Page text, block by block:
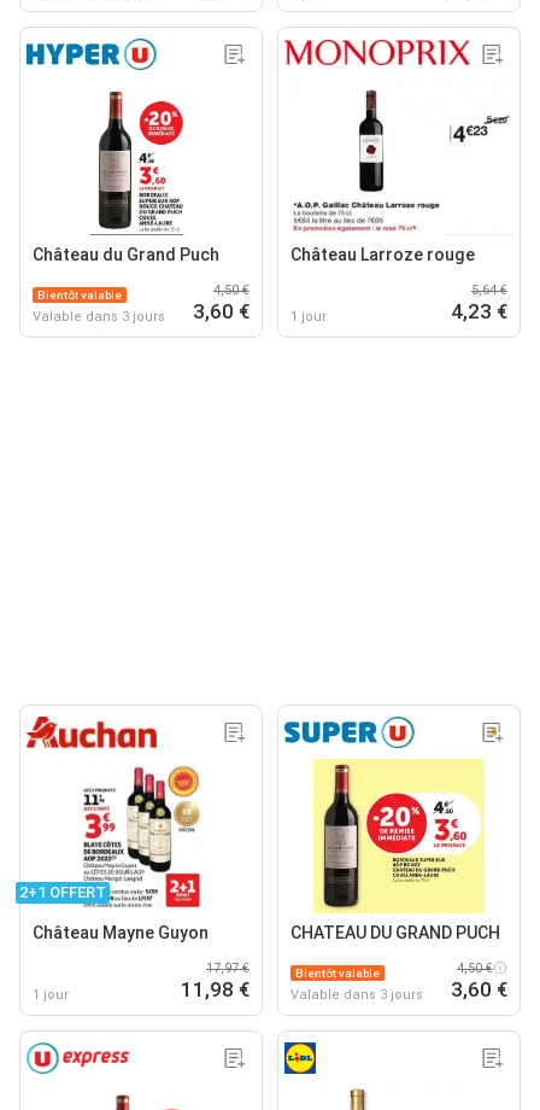
Château du Grand Puch
Bientôt valable
Valable dans 3 jours
4,50 €
3,60 €
Château Larroze rouge
1 jour
5,64 €
4,23 €
2+1 OFFERT
Château Mayne Guyon
1 jour
17,97 €
11,98 €
CHATEAU DU GRAND PUCH
Bientôt valable
Valable dans 3 jours
4,50 €
3,60 €